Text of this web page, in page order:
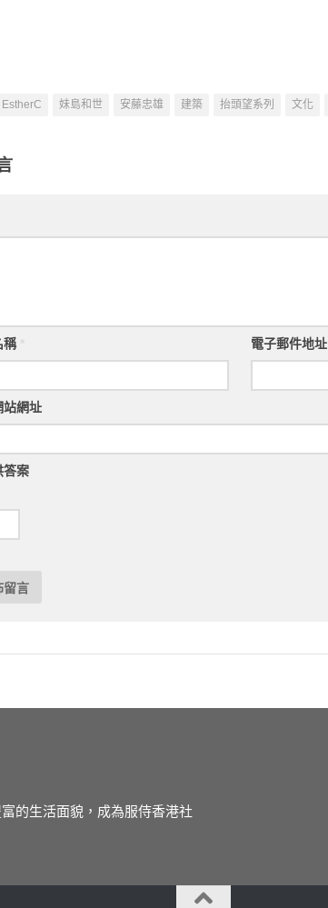
Art Africa）
EstherC 妹島和世 安藤忠雄 建築 抬頭望系列 文化
稱 電子郵件地址
站網址
答案
的生活面貌，成為服侍香港社